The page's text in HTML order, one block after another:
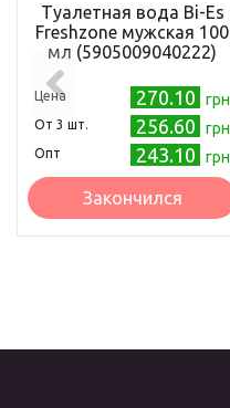
Туалетная вода Bi-Es
Freshzone мужская 100
мл (5905009040222)
Цена 270.10 грн
Oт 3 шт. 256.60 грн
Опт 243.10 грн
Закончился